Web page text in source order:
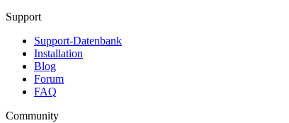
Support
Support-Datenbank
Installation
Blog
Forum
FAQ
Community